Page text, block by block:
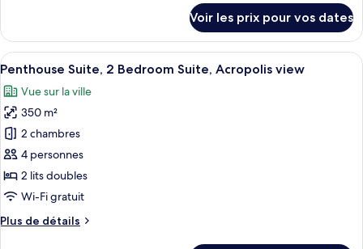
Bedroom
Suite,
1
King,
Acropolis
view,
High
floor
le
type
de
Executive
Acropolis
Suite,
Bedroom
Suite,
King,
view,
Voir les prix pour vos dates
Afficher
toutes
les
photos
pour
ce
type
de
chambre :
Penthouse
Un salon élégant, doté de deux
13
Penthouse Suite, 2 Bedroom Suite, Acropolis view
Vue sur la ville
350 m²
2 chambres
4 personnes
2 lits doubles
Wi-Fi gratuit
Plus de détails
Plus